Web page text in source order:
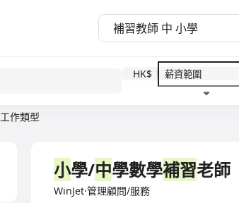
工作類型
HK$
小學/中學數學補習老師
WinJet·管理顧問/服務